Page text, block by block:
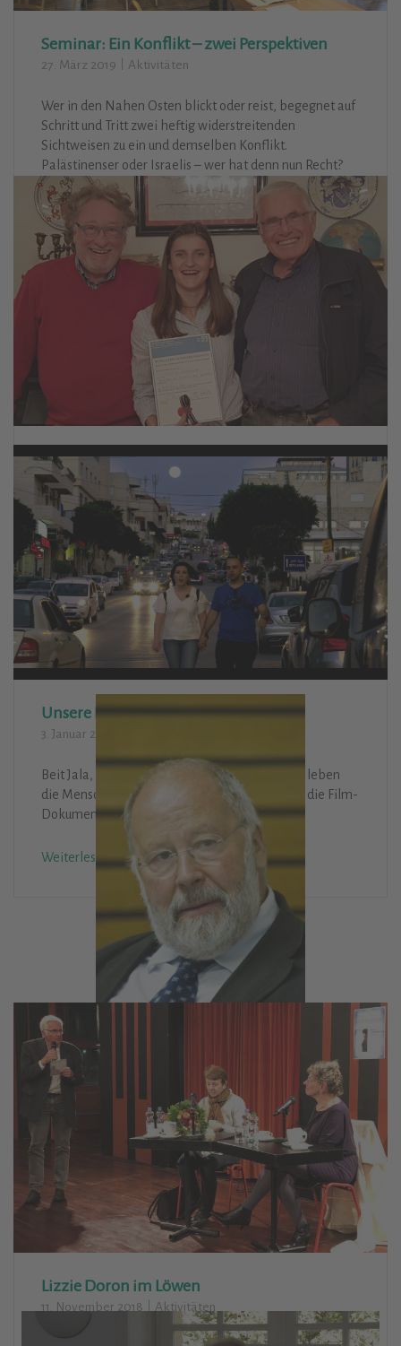
Seminar: Ein Konflikt – zwei Perspektiven
27. März 2019 Aktivitäten
Wer in den Nahen Osten blickt oder reist, begegnet auf
Schritt und Tritt zwei heftig widerstreitenden
Sichtweisen zu ein und demselben Konflikt.
Palästinenser oder Israelis – wer hat denn nun Recht?
Wir wollten den Dingen auf den Grund gehen und trafen
uns zu einem Seminar der Friedrich-Ebert-Stiftung. Das
Ergebnis vorweg: Diese Frage verträgt keine Schwarz-
Weiß-Antworten. Wir wollten uns aber eine Meinung
bilden.
Wir begrüßen unser 200. Mitglied!
19. Februar 2019 Aktivitäten
Irina von Schorlemer: Eine junge Frau, einst IGP-
Absolventin und jetzt auf dem Weg ins
Medienmanagement, ist neues Vereinsmitglied. Wir
freuen uns und wollen wissen, was sie antreibt.
Weiterlesen
Unsere Partnerstadt im Film
3. Januar 2019
Beit Jala, unsere Partnerstadt in Palästina, wie leben
die Menschen dort? Lebendige Antworten gibt die Film-
Dokumentation „Ein Tag in Beit Jala“.
Weiterlesen
„Nur ein Weg zwischen zwei Stühlen“
11. Dezember 2018 Aktivitäten
Rainer Stuhlmann liebt die Menschen in Israel und in
Palästina, aber er teilt auch nach beiden Seiten aus –
seine Art der „doppelten Solidarität“. In der fast
ausgebuchten Kirche zum Heilsbrunnen hielt er einen
lebendigen Vortrag über seine Erfahrungen im Heiligen
Land.
Weiterlesen
Lizzie Doron im Löwen
11. November 2018 Aktivitäten